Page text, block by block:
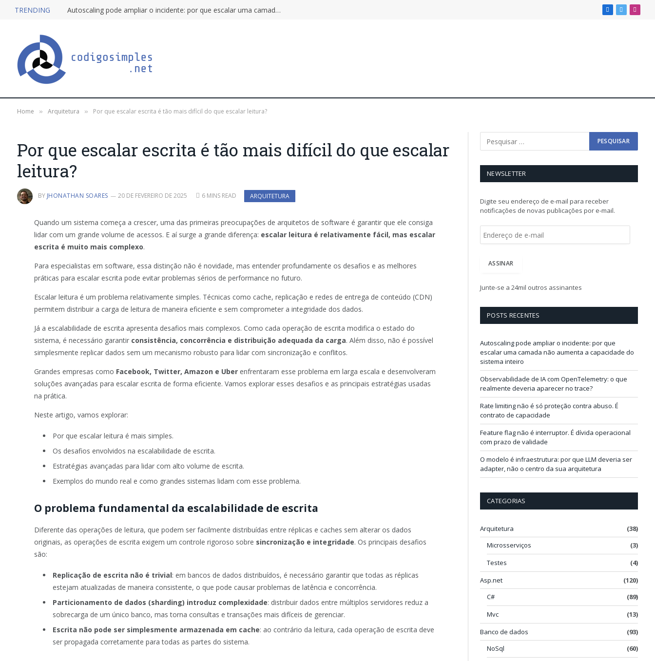
TRENDING Autoscaling pode ampliar o incidente: por que escalar uma camada não aumenta a capacidade do sistema inteiro Facebook
X
Home » Arquitetura » Por que escalar escrita é tão mais difícil do que escalar leitura?
Por que escalar escrita é tão mais difícil do que escalar
leitura?
BY JHONATHAN SOARES 20 DE FEVEREIRO DE 2025 6 MINS READ ARQUITETURA
Quando um sistema começa a crescer, uma das primeiras preocupações de arquitetos de software é garantir que ele consiga
lidar com um grande volume de acessos. E aí surge a grande diferença: escalar leitura é relativamente fácil, mas escalar
escrita é muito mais complexo.
Para especialistas em software, essa distinção não é novidade, mas entender profundamente os desafios e as melhores
práticas para escalar escrita pode evitar problemas sérios de performance no futuro.
Escalar leitura é um problema relativamente simples. Técnicas como cache, replicação e redes de entrega de conteúdo (CDN)
permitem distribuir a carga de leitura de maneira eficiente e sem comprometer a integridade dos dados.
Já a escalabilidade de escrita apresenta desafios mais complexos. Como cada operação de escrita modifica o estado do
sistema, é necessário garantir consistência, concorrência e distribuição adequada da carga. Além disso, não é possível
simplesmente replicar dados sem um mecanismo robusto para lidar com sincronização e conflitos.
Grandes empresas como Facebook, Twitter, Amazon e Uber enfrentaram esse problema em larga escala e desenvolveram
soluções avançadas para escalar escrita de forma eficiente. Vamos explorar esses desafios e as principais estratégias usadas
na prática.
Neste artigo, vamos explorar:
Por que escalar leitura é mais simples.
Os desafios envolvidos na escalabilidade de escrita.
Estratégias avançadas para lidar com alto volume de escrita.
Exemplos do mundo real e como grandes sistemas lidam com esse problema.
O problema fundamental da escalabilidade de escrita
Diferente das operações de leitura, que podem ser facilmente distribuídas entre réplicas e caches sem alterar os dados
originais, as operações de escrita exigem um controle rigoroso sobre sincronização e integridade. Os principais desafios
são:
Replicação de escrita não é trivial: em bancos de dados distribuídos, é necessário garantir que todas as réplicas
estejam atualizadas de maneira consistente, o que pode causar problemas de latência e concorrência.
Particionamento de dados (sharding) introduz complexidade: distribuir dados entre múltiplos servidores reduz a
sobrecarga de um único banco, mas torna consultas e transações mais difíceis de gerenciar.
Escrita não pode ser simplesmente armazenada em cache: ao contrário da leitura, cada operação de escrita deve
ser propagada corretamente para todas as partes do sistema.
NEWSLETTER
Digite seu endereço de e-mail para receber
notificações de novas publicações por e-mail.
ç
o
e
m
a
i
l
ASSINAR
Junte-se a 24mil outros assinantes
POSTS RECENTES
Autoscaling pode ampliar o incidente: por que
escalar uma camada não aumenta a capacidade do
sistema inteiro
Observabilidade de IA com OpenTelemetry: o que
realmente deveria aparecer no trace?
Rate limiting não é só proteção contra abuso. É
contrato de capacidade
Feature flag não é interruptor. É dívida operacional
com prazo de validade
O modelo é infraestrutura: por que LLM deveria ser
adapter, não o centro da sua arquitetura
CATEGORIAS
Arquitetura
(38)
Microsserviços
(3)
Testes
(4)
Asp.net
(120)
C#
(89)
Mvc
(13)
Banco de dados
(93)
NoSql
(60)